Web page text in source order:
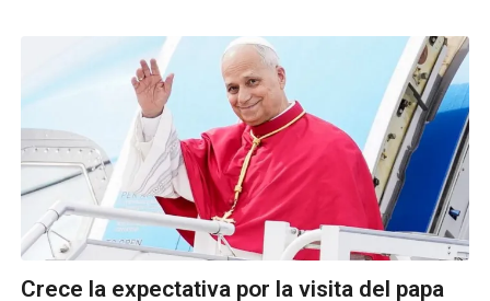
Crece la expectativa por la visita del papa